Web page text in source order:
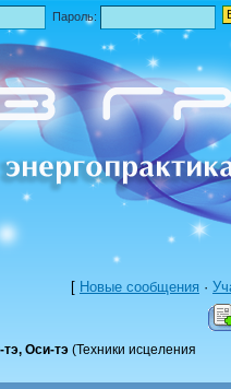
Пароль:
[ Новые сообщения ·
тэ, Оси-тэ (Техники исцеления